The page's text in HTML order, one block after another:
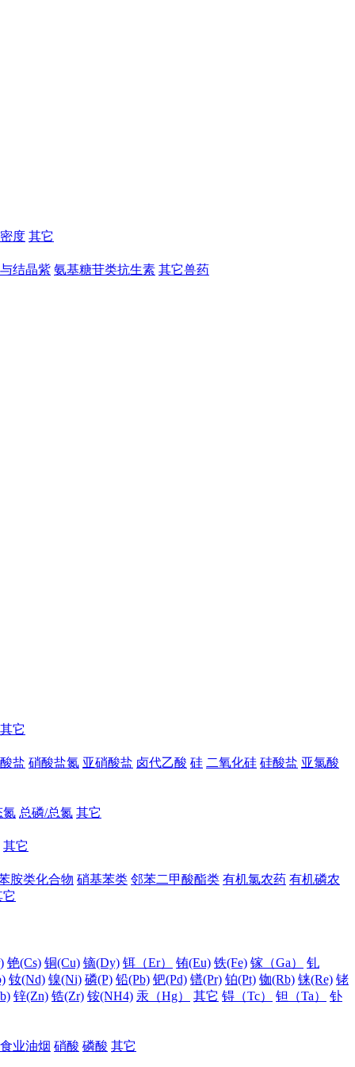
密度 其它
结晶紫 氨基糖苷类抗生素 其它兽药
其它
盐 硝酸盐氮 亚硝酸盐 卤代乙酸 硅 二氧化硅 硅酸盐 亚氯酸
氮 总磷/总氮 其它
其它
胺类化合物 硝基苯类 邻苯二甲酸酯类 有机氯农药 有机磷农
它
铯(Cs) 铜(Cu) 镝(Dy) 铒（Er） 铕(Eu) 铁(Fe) 镓（Ga）
钆
钕(Nd) 镍(Ni) 磷(P) 铅(Pb) 钯(Pd) 镨(Pr) 铂(Pt) 铷(Rb) 铼(Re) 铑
锌(Zn) 锆(Zr) 铵(NH4) 汞（Hg） 其它 锝（Tc） 钽（Ta） 钋
业油烟 硝酸 磷酸 其它